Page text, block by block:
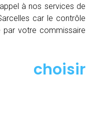
à nos services de
car le contrôle
par votre commissaire